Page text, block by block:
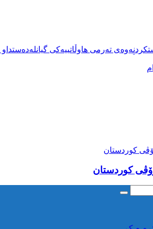
تەرمی هاوڵاتییەکی
دوو گەنج لەلایەن هێزە ئەمنییەکانی
خەڵکی سەردەشت لە کاتی کۆڵبەری لە
کوژرانی دوو هاوڵاتی لە کاتی
کوردستان